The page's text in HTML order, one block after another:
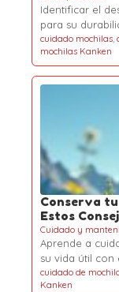
Identificar el
para su
cuidado mochilas,
mochilas Kanken
Conserva tu
Estos
Cuidado y
Aprende a
su vida útil con
cuidado de
Kanken